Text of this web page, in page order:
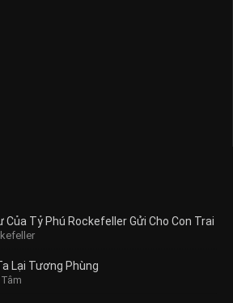
Của Tỷ Phú Rockefeller Gửi Cho Con Trai
Lại Tương Phùng